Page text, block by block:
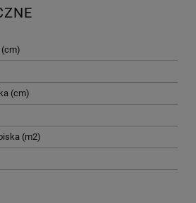
(cm)
(cm)
(m2)